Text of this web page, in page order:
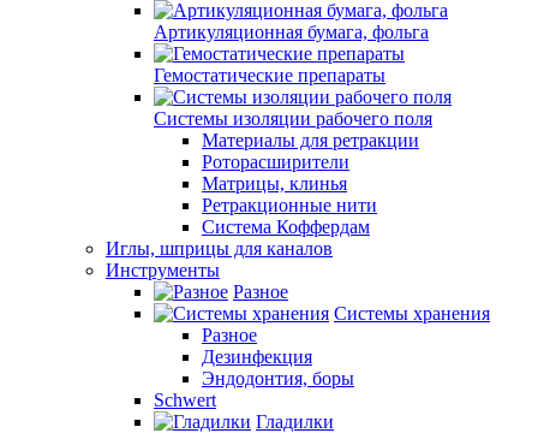
Артикуляционная бумага, фольга
Гемостатические препараты
Системы изоляции рабочего поля
Материалы для ретракции
Роторасширители
Матрицы, клинья
Ретракционные нити
Система Коффердам
Иглы, шприцы для каналов
Инструменты
Разное
Системы хранения
Разное
Дезинфекция
Эндодонтия, боры
Schwert
Гладилки